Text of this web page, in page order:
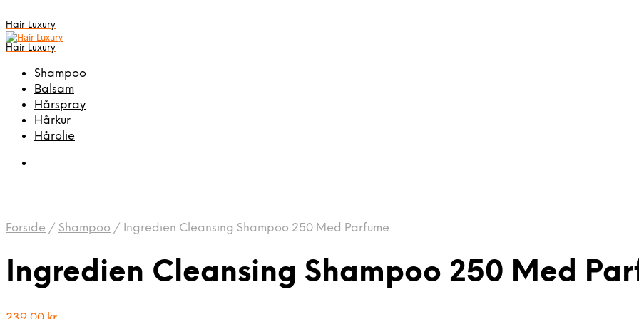
Hair Luxury
Hair Luxury
Shampoo
Balsam
Hårspray
Hårkur
Hårolie
Forside / Shampoo / Ingredien Cleansing Shampoo 250 Med Parfume
Ingredien Cleansing Shampoo 250 Med